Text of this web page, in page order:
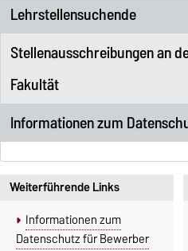
Lehrstellensuchende
Stellenausschreibungen an
Fakultät
Informationen zum
Weiterführende Links
Informationen zum
Datenschutz für Bewerber